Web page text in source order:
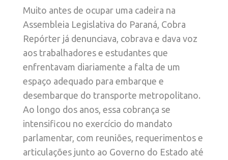
Muito antes de ocupar uma cadeira na
Assembleia Legislativa do Paraná, Cobra
Repórter já denunciava, cobrava e dava voz
aos trabalhadores e estudantes que
enfrentavam diariamente a falta de um
espaço adequado para embarque e
desembarque do transporte metropolitano.
Ao longo dos anos, essa cobrança se
intensificou no exercício do mandato
parlamentar, com reuniões, requerimentos e
articulações junto ao Governo do Estado até